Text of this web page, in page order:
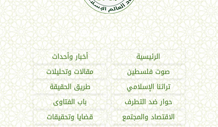
اتحاد العالم الإسلامي
الرئيسية
أخبار وأحداث
صوت فلسطين
مقالات وتحليلات
تراثنا الإسلامي
طريق الحقيقة
حوار ضد التطرف
باب الفتاوى
الاقتصاد والمجتمع
قضايا وتحقيقات